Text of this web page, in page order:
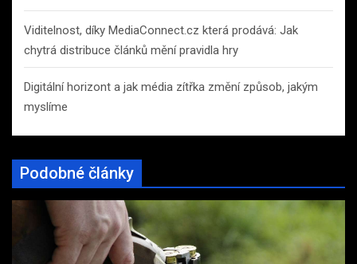
Viditelnost, díky MediaConnect.cz která prodává: Jak
chytrá distribuce článků mění pravidla hry
Digitální horizont a jak média zítřka změní způsob, jakým
myslíme
Podobné články